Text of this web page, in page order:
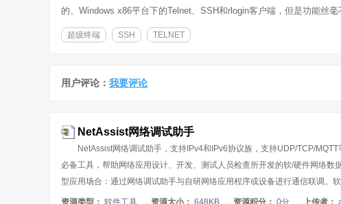
的、Windows x86平台下的Telnet、SSH和rlogin客户端，但是功能丝毫
超级终端 SSH TELNET
用户评论： 我要评论
NetAssist网络调试助手
NetAssist网络调试助手，支持IPv4和IPv6协议族，支持UDP/TCP/
必备工具，帮助网络应用设计、开发、测试人员检查所开发的软/硬件网络
型应用场合：通过网络调试助手与自研网络应用程序或设备进行通信联调
时，可以支持TCPServer防火墙，通过黑白名单管控客户端接入；支持单播/
资源类型： 软件工具 资源大小： 648KB 资源积分： 0分 上传者：